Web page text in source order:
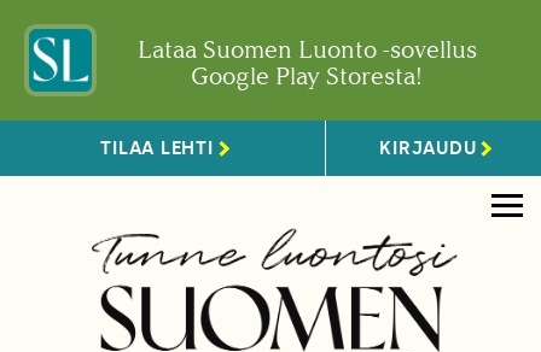
Lataa Suomen Luonto -sovellus
Google Play Storesta!
TILAA LEHTI KIRJAUDU